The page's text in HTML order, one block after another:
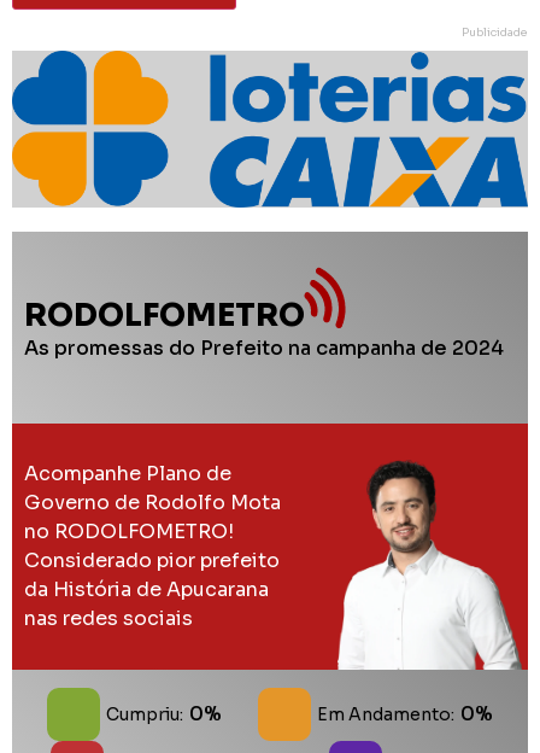
Publicidade
RODOLFOMETRO
As promessas do Prefeito na campanha de 2024
Acompanhe Plano de
Governo de Rodolfo Mota
no RODOLFOMETRO!
Considerado pior prefeito
da História de Apucarana
nas redes sociais
Cumpriu: 0% Em Andamento: 0%